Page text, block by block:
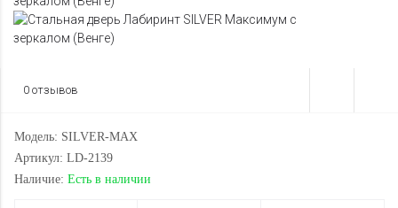
0 отзывов
Модель: SILVER-MAX
Артикул: LD-2139
Наличие: Есть в наличии